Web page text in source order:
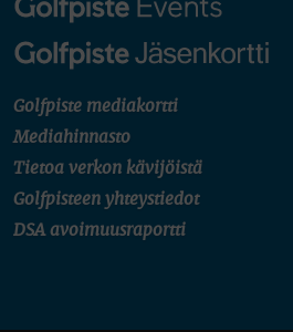
Golfpiste mediakortti
Mediahinnasto
Tietoa verkon kävijöistä
Golfpisteen yhteystiedot
DSA avoimuusraportti